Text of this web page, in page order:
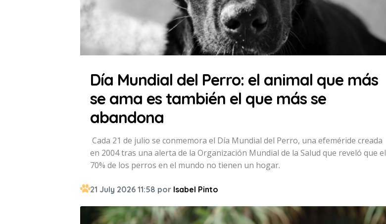
Día Mundial del Perro: el animal que más
se ama es también el que más se
abandona
Cada 21 de julio se conmemora el Día Mundial del Perro, una efeméride creada
en 2004 tras una alerta de la Organización Mundial de la Salud que reveló que el
70% de los perros en el mundo no tienen un hogar.
21 July 2026 11:58 por Isabel Pinto